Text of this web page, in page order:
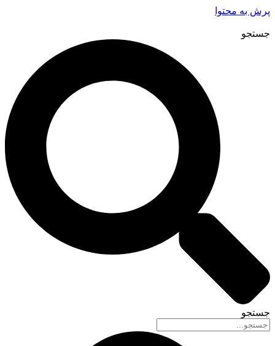
پرش به محتوا
جستجو
جستجو